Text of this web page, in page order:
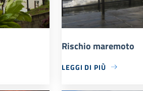
Rischio maremoto
LEGGI DI PIÙ